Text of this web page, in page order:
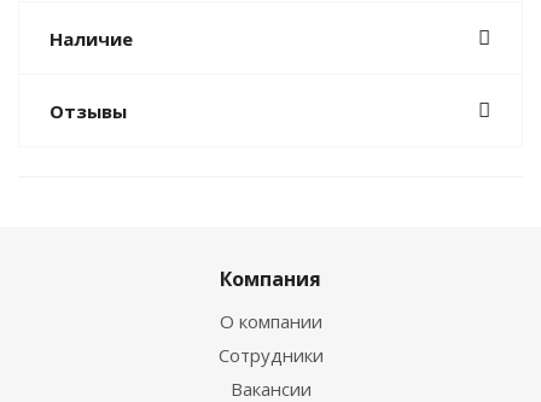
Наличие
Отзывы
Компания
О компании
Сотрудники
Вакансии